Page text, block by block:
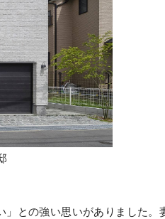
との強い思いがありました。